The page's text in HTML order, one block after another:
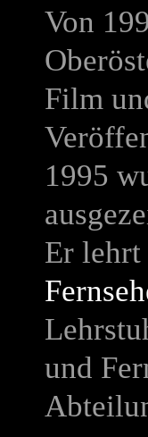
Von
Film
1995
Er lehrt
und